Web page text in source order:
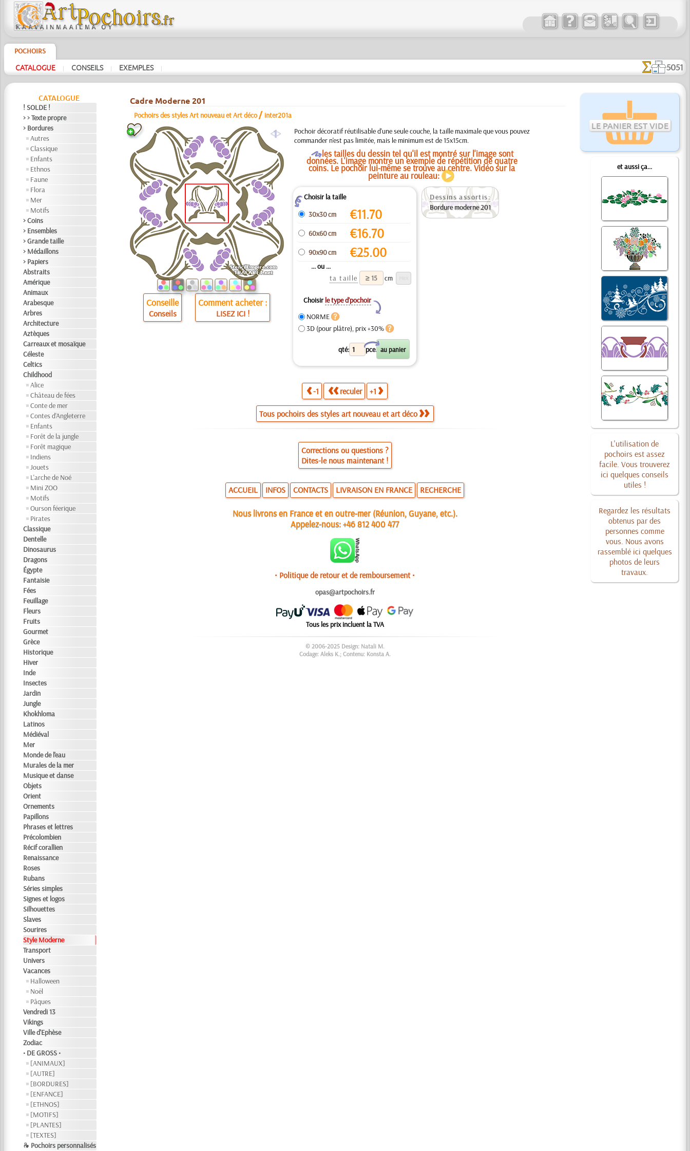
POCHOIRS
CATALOGUE | CONSEILS | EXEMPLES | 5051
CATALOGUE
! SOLDE !
> > Texte propre
> Bordures
Autres
Classique
Enfants
Ethnos
Faune
Flora
Mer
Motifs
> Coins
> Ensembles
> Grande taille
> Médaillons
> Papiers
Abstraits
Amérique
Animaux
Arabesque
Arbres
Architecture
Aztèques
Carreaux et mosaïque
Céleste
Celtics
Childhood
Alice
Château de fées
Conte de mer
Contes d'Angleterre
Enfants
Forêt de la jungle
Forêt magique
Indiens
Jouets
L'arche de Noé
Mini ZOO
Motifs
Ourson féerique
Pirates
Classique
Dentelle
Dinosaurus
Dragons
Égypte
Fantaisie
Fées
Feuillage
Fleurs
Fruits
Gourmet
Grèce
Historique
Hiver
Inde
Insectes
Jardin
Jungle
Khokhloma
Latinos
Médiéval
Mer
Monde de l'eau
Murales de la mer
Musique et danse
Objets
Orient
Ornements
Papillons
Phrases et lettres
Précolombien
Récif corallien
Renaissance
Roses
Rubans
Séries simples
Signes et logos
Silhouettes
Slaves
Sourires
Style Moderne
Transport
Univers
Vacances
Halloween
Noël
Pâques
Vendredi 13
Vikings
Ville d'Ephèse
Zodiac
• DE GROSS •
[ANIMAUX]
[AUTRE]
[BORDURES]
[ENFANCE]
[ETHNOS]
[MOTIFS]
[PLANTES]
[TEXTES]
❧ Pochoirs personnalisés
LE PANIER EST VIDE
et aussi ça...
L'utilisation de
pochoirs est assez
facile. Vous trouverez
ici quelques conseils
utiles !
Regardez les résultats
obtenus par des
personnes comme
vous. Nous avons
rassemblé ici quelques
photos de leurs
travaux.
Cadre Moderne 201
Pochoirs des styles Art nouveau et Art déco / inter201a
a
Conseille
Conseils
Comment acheter :
LISEZ ICI !
Pochoir décoratif réutilisable d'une seule couche, la taille maximale que vous pouvez
commander n'est pas limitée, mais le minimum est de 15x15cm.
Oles tailles du dessin tel qu'il est montré sur l'image sont
données. L'image montre un exemple de répétition de quatre
coins. Le pochoir lui-même se trouve au centre. Vidéo sur la
peinture au rouleau:
ZChoisir la taille
30x30 cm
€11.70
60x60 cm €16.70
90x90 cm €25.00
... ou ...
ta taille
cm
Choisir le type d’pochoir
Y
NORME
3D (pour plâtre), prix +30%
qté: pce.
X
Dessins assortis:
Bordure moderne 201
-1 reculer +1
Tous pochoirs des styles art nouveau et art déco
Corrections ou questions ?
Dites-le nous maintenant !
ACCUEIL INFOS CONTACTS LIVRAISON EN FRANCE RECHERCHE
Nous livrons en France et en outre-mer (Réunion, Guyane, etc.).
Appelez-nous:+46 812 400 477
• Politique de retour et de remboursement •
opas@artpochoirs.fr
Tous les prix incluent la TVA
© 2006-2025 Design: Natali M.
Codage: Aleks K.; Contenu: Konsta A.